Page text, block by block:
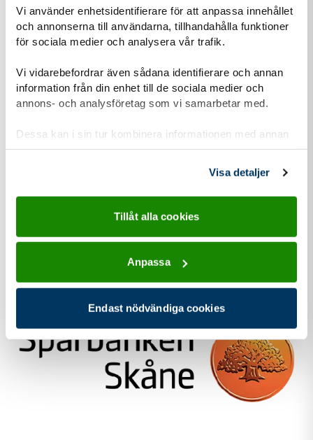
Vi använder enhetsidentifierare för att anpassa innehållet
och annonserna till användarna, tillhandahålla funktioner
för sociala medier och analysera vår trafik.
Vi vidarebefordrar även sådana identifierare och annan
information från din enhet till de sociala medier och
annons- och analysföretag som vi samarbetar med.
Dessa kan i sin tur kombinera informationen med annan
information som du har tillhandahållit eller som de har
Visa detaljer
Tillåt alla cookies
Anpassa
Endast nödvändiga cookies